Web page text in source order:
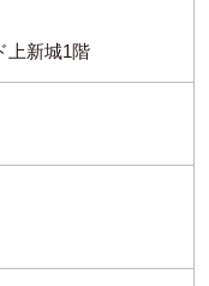
上新城1階